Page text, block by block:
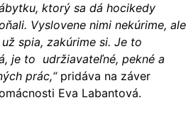
ktorý sa dá hocikedy
Vyslovene nimi nekúrime, ale
spia, zakúrime si. Je to
je to udržiavateľné, pekné a
prác,“pridáva na záver
Eva Labantová.